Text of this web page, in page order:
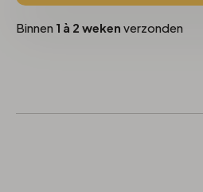
Binnen 1 à 2 weken verzonden